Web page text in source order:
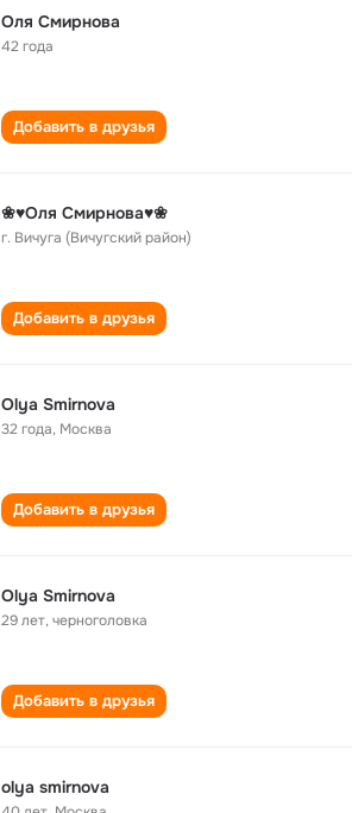
Оля Смирнова
42 года
Добавить в друзья
❀♥Оля Смирнова♥❀
г. Вичуга (Вичугский район)
Добавить в друзья
Olya Smirnova
32 года, Москва
Добавить в друзья
Olya Smirnova
29 лет,черноголовка
Добавить в друзья
olya smirnova